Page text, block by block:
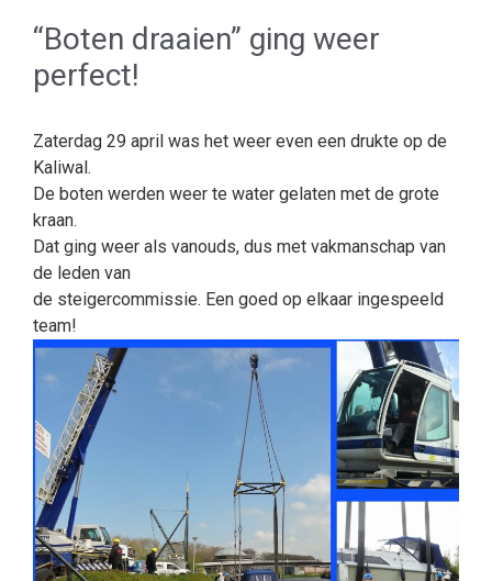
“Boten draaien” ging weer
perfect!
Zaterdag 29 april was het weer even een drukte op de
Kaliwal.
De boten werden weer te water gelaten met de grote
kraan.
Dat ging weer als vanouds, dus met vakmanschap van
de leden van
de steigercommissie. Een goed op elkaar ingespeeld
team!